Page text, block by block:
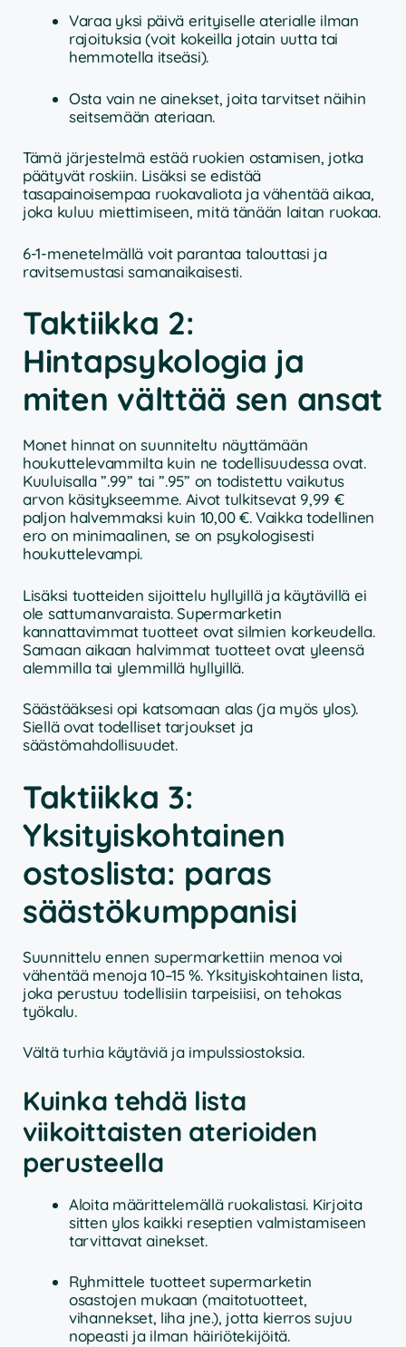
Varaa yksi päivä erityiselle aterialle ilman
rajoituksia (voit kokeilla jotain uutta tai
hemmotella itseäsi).
Osta vain ne ainekset, joita tarvitset näihin
seitsemään ateriaan.
Tämä järjestelmä estää ruokien ostamisen, jotka
päätyvät roskiin. Lisäksi se edistää
tasapainoisempaa ruokavaliota ja vähentää aikaa,
joka kuluu miettimiseen, mitä tänään laitan ruokaa.
6-1-menetelmällä voit parantaa talouttasi ja
ravitsemustasi samanaikaisesti.
Taktiikka 2:
Hintapsykologia ja
miten välttää sen ansat
Monet hinnat on suunniteltu näyttämään
houkuttelevammilta kuin ne todellisuudessa ovat.
Kuuluisalla ”.99” tai ”.95” on todistettu vaikutus
arvon käsitykseemme. Aivot tulkitsevat 9,99 €
paljon halvemmaksi kuin 10,00 €. Vaikka todellinen
ero on minimaalinen, se on psykologisesti
houkuttelevampi.
Lisäksi tuotteiden sijoittelu hyllyillä ja käytävillä ei
ole sattumanvaraista. Supermarketin
kannattavimmat tuotteet ovat silmien korkeudella.
Samaan aikaan halvimmat tuotteet ovat yleensä
alemmilla tai ylemmillä hyllyillä.
Säästääksesi opi katsomaan alas (ja myös ylos).
Siellä ovat todelliset tarjoukset ja
säästömahdollisuudet.
Taktiikka 3:
Yksityiskohtainen
ostoslista: paras
säästökumppanisi
Suunnittelu ennen supermarkettiin menoa voi
vähentää menoja 10–15 %. Yksityiskohtainen lista,
joka perustuu todellisiin tarpeisiisi, on tehokas
työkalu.
Vältä turhia käytäviä ja impulssiostoksia.
Kuinka tehdä lista
viikoittaisten aterioiden
perusteella
Aloita määrittelemällä ruokalistasi. Kirjoita
sitten ylos kaikki reseptien valmistamiseen
tarvittavat ainekset.
Ryhmittele tuotteet supermarketin
osastojen mukaan (maitotuotteet,
vihannekset, liha jne.), jotta kierros sujuu
nopeasti ja ilman häiriötekijöitä.